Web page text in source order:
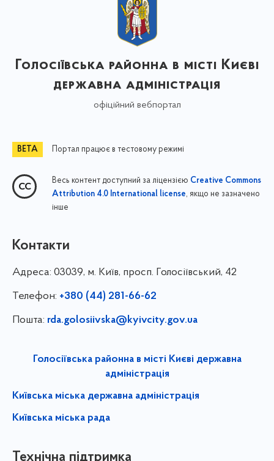
Голосіївська районна в місті Києві
державна адміністрація
офіційний вебпортал
Портал працює в тестовому режимі
Весь контент доступний за ліцензією Creative Commons
Attribution 4.0 International license, якщо не зазначено
інше
Контакти
Адреса: 03039, м. Київ, просп. Голосіївський, 42
Телефон: +380 (44) 281-66-62
Пошта: rda.golosiivska@kyivcity.gov.ua
Голосіївська районна в місті Києві державна
адміністрація
Київська міська державна адміністрація
Київська міська рада
Технічна підтримка